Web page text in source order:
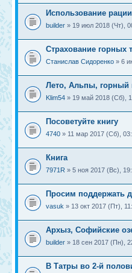
Использование
builder » 19 июл 2018 (Чт),
Страхование горных
Станислав Сидоренко » 6
Лето, Альпы, горный
Klim54 » 19 май 2018 (Сб),
Посоветуйте книгу
4740 » 11 мар 2017 (Сб),
Книга
7971R » 5 ноя 2017 (Вс),
Просим поддержать
vasuk » 13 окт 2017 (Пт),
Архыз, Софийские
builder » 18 сен 2017 (Пн),
В Татры во 2-й